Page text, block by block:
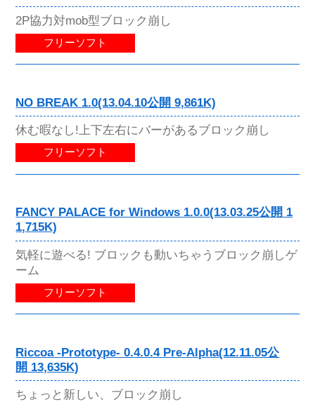
2P協力対mob型ブロック崩し
フリーソフト
NO BREAK 1.0(13.04.10公開 9,861K)
休む暇なし!上下左右にバーがあるブロック崩し
フリーソフト
FANCY PALACE for Windows 1.0.0(13.03.25公開 1
1,715K)
気軽に遊べる! ブロックも動いちゃうブロック崩しゲ
ーム
フリーソフト
Riccoa -Prototype- 0.4.0.4 Pre-Alpha(12.11.05公
開 13,635K)
ちょっと新しい、ブロック崩し